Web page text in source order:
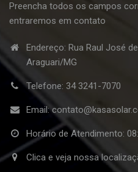
Preencha todos os campos
entraremos em contato
Endereço: Rua Raul José
Araguari/MG
Telefone: 34 3241-7070
Email:
Horário de Atendimento:
Clica e veja nossa